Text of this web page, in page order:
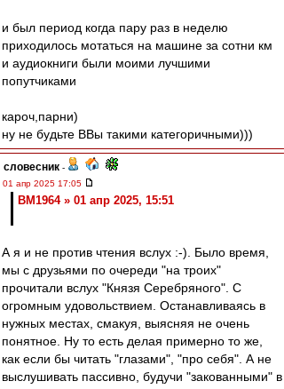
и был период когда пару раз в неделю
приходилось мотаться на машине за сотни км
и аудиокниги были моими лучшими
попутчиками
кароч,парни)
ну не будьте ВВы такими категоричными)))
словесник -
01 апр 2025 17:05
BM1964 » 01 апр 2025, 15:51
А я и не против чтения вслух :-). Было время,
мы с друзьями по очереди "на троих"
прочитали вслух "Князя Серебряного". С
огромным удовольствием. Останавливаясь в
нужных местах, смакуя, выясняя не очень
понятное. Ну то есть делая примерно то же,
как если бы читать "глазами", "про себя". А не
выслушивать пассивно, будучи "закованными" в